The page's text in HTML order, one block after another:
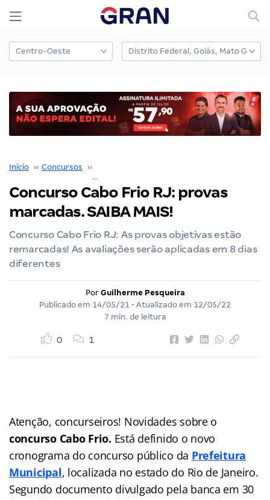
Início ›› Concursos ››
Concurso Cabo Frio RJ: provas
marcadas. SAIBA MAIS!
Concurso Cabo Frio RJ: As provas objetivas estão
remarcadas! As avaliações serão aplicadas em 8 dias
diferentes
Por Guilherme Pesqueira
Publicado em 14/05/21 • Atualizado em 12/05/22
7 min. de leitura
0 1
Atenção, concurseiros! Novidades sobre o
concurso Cabo Frio. Está definido o novo
cronograma do concurso público da Prefeitura
Municipal, localizada no estado do Rio de Janeiro.
Segundo documento divulgado pela banca em 30